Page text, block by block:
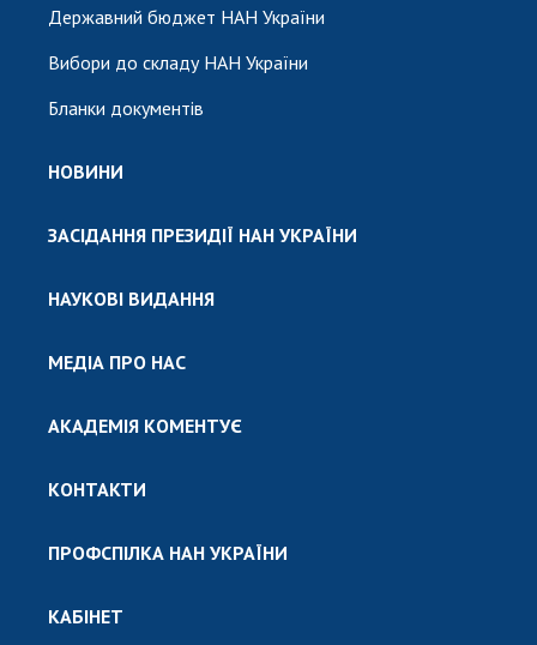
Державний бюджет НАН України
Вибори до складу НАН України
Бланки документів
НОВИНИ
ЗАСІДАННЯ ПРЕЗИДІЇ НАН УКРАЇНИ
НАУКОВІ ВИДАННЯ
МЕДІА ПРО НАС
АКАДЕМІЯ КОМЕНТУЄ
КОНТАКТИ
ПРОФСПІЛКА НАН УКРАЇНИ
КАБІНЕТ